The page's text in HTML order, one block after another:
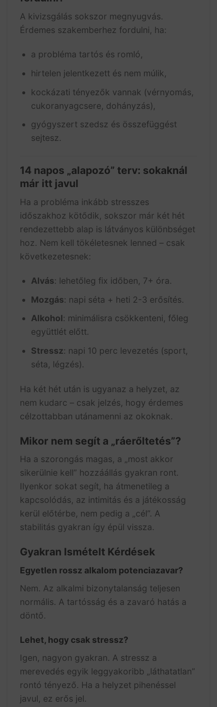
A kivizsgálás sokszor megnyugvás.
Érdemes szakemberhez fordulni, ha:
a probléma tartós és romló,
hirtelen jelentkezett és nem múlik,
kockázati tényezők vannak (vérnyomás,
cukoranyagcsere, dohányzás),
gyógyszert szedsz és összefüggést
sejtesz.
14 napos „alapozó” terv: sokaknál
már itt javul
Ha a probléma inkább stresszes
időszakhoz kötődik, sokszor már két hét
rendezettebb alap is látványos különbséget
hoz. Nem kell tökéletesnek lenned – csak
következetesnek:
Alvás: lehetőleg fix időben, 7+ óra.
Mozgás: napi séta + heti 2-3 erősítés.
Alkohol: minimálisra csökkenteni, főleg
együttlét előtt.
Stressz: napi 10 perc levezetés (sport,
séta, légzés).
Ha két hét után is ugyanaz a helyzet, az
nem kudarc – csak jelzés, hogy érdemes
célzottabban utánamenni az okoknak.
Mikor nem segít a „ráerőltetés”?
Ha a szorongás magas, a „most akkor
sikerülnie kell” hozzáállás gyakran ront.
Ilyenkor sokat segít, ha átmenetileg a
kapcsolódás, az intimitás és a játékosság
kerül előtérbe, nem pedig a „cél”. A
stabilitás gyakran így épül vissza.
Gyakran Ismételt Kérdések
Egyetlen rossz alkalom potenciazavar?
Nem. Az alkalmi bizonytalanság teljesen
normális. A tartósság és a zavaró hatás a
döntő.
Lehet, hogy csak stressz?
Igen, nagyon gyakran. A stressz a
merevedés egyik leggyakoribb „láthatatlan”
rontó tényező. Ha a helyzet pihenéssel
javul, ez erős jel.